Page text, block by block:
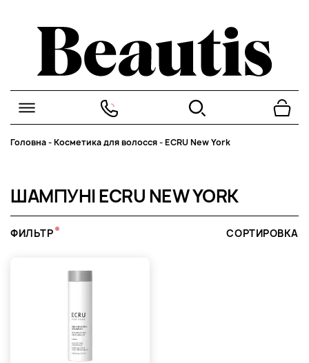
Головна-Косметика для волосся-ECRU New York
ШАМПУНІ ECRU NEW YORK
ФИЛЬТР СОРТИРОВКА